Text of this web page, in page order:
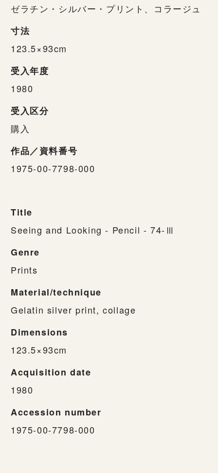
ゼラチン・シルバー・プリント、コラージュ
寸法
123.5×93cm
受入年度
1980
受入区分
購入
作品／資料番号
1975-00-7798-000
Title
Seeing and Looking - Pencil - 74-Ⅲ
Genre
Prints
Material/technique
Gelatin silver print, collage
Dimensions
123.5×93cm
Acquisition date
1980
Accession number
1975-00-7798-000